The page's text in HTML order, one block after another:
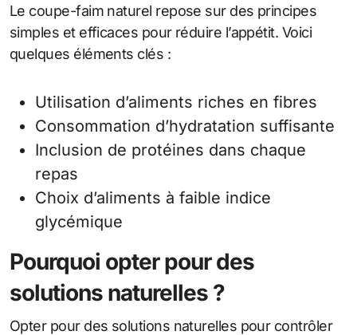
Le coupe-faim naturel repose sur des principes
simples et efficaces pour réduire l’appétit. Voici
quelques éléments clés :
Utilisation d’aliments riches en fibres
Consommation d’hydratation suffisante
Inclusion de protéines dans chaque
repas
Choix d’aliments à faible indice
glycémique
Pourquoi opter pour des
solutions naturelles ?
Opter pour des solutions naturelles pour contrôler